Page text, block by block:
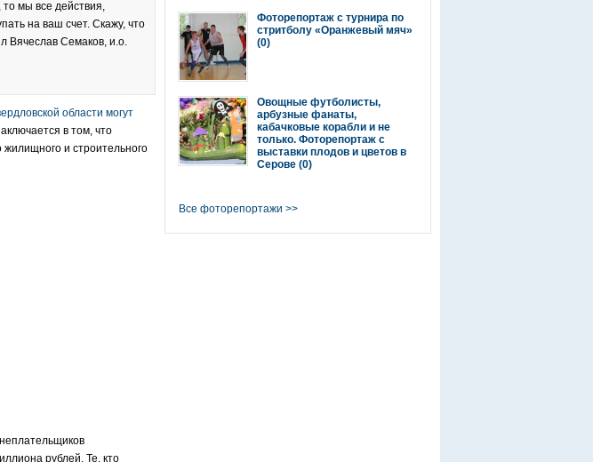
то мы все действия,
на ваш счет. Скажу, что
Вячеслав Семаков, и.о.
области могут
в том, что
и строительного
рублей. Те, кто
Фоторепортаж с турнира по
стритболу «Оранжевый мяч»
(0)
Овощные футболисты,
арбузные фанаты,
кабачковые корабли и не
только. Фоторепортаж с
выставки плодов и цветов в
Серове (0)
Все фоторепортажи >>